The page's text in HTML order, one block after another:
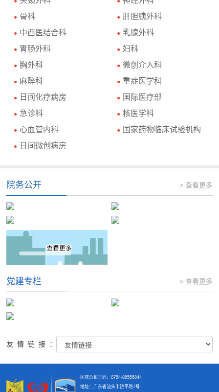
● 骨科 ● 肝胆胰外科
● 中西医结合科 ● 乳腺外科
● 胃肠外科 ● 妇科
● 胸外科 ● 微创介入科
● 麻醉科 ● 重症医学科
● 日间化疗病房 ● 国际医疗部
● 急诊科 ● 核医学科
● 心血管内科 ● 国家药物临床试验机构
● 日间微创病房
院务公开 > 查看更多
党建专栏 > 查看更多
友情链接：
医院总机号码：0754-88555844
地址：广东省汕头市饶平路7号